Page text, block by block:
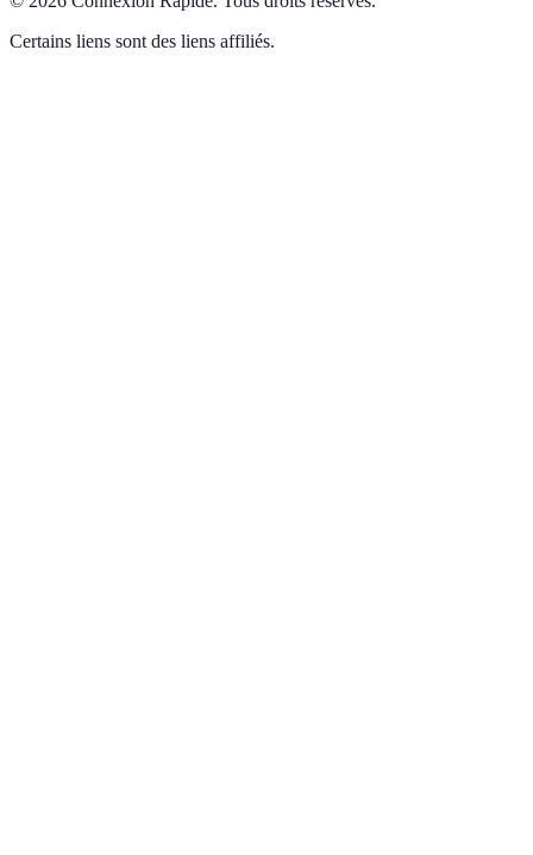
Certains liens sont des liens affiliés.